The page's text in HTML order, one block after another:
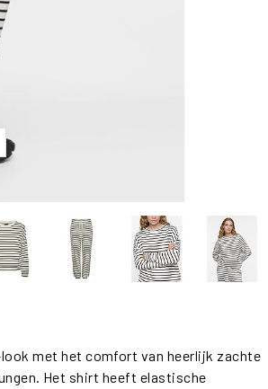
met het comfort van heerlijk zachte
Het shirt heeft elastische